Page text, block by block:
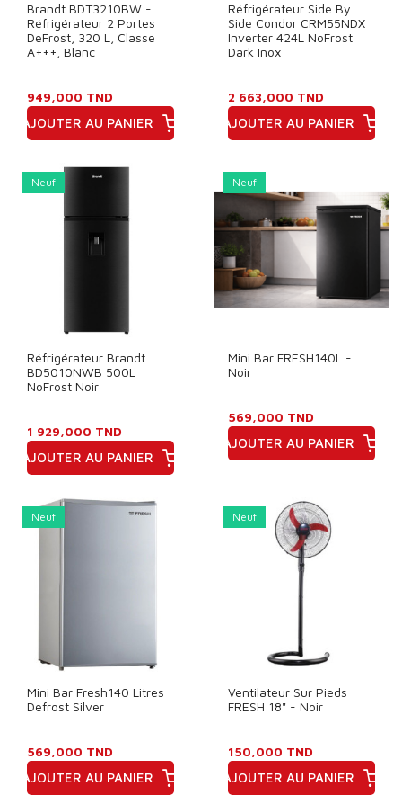
Brandt BDT3210BW -
Réfrigérateur 2 Portes
DeFrost, 320 L, Classe
A+++, Blanc
949,000 TND
AJOUTER AU PANIER
Réfrigérateur Side By
Side Condor CRM55NDX
Inverter 424L NoFrost
Dark Inox
2 663,000 TND
AJOUTER AU PANIER
Neuf
Réfrigérateur Brandt
BD5010NWB 500L
NoFrost Noir
1 929,000 TND
AJOUTER AU PANIER
Neuf
Mini Bar FRESH140L -
Noir
569,000 TND
AJOUTER AU PANIER
Neuf
Mini Bar Fresh140 Litres
Defrost Silver
569,000 TND
AJOUTER AU PANIER
Neuf
Ventilateur Sur Pieds
FRESH 18" - Noir
150,000 TND
AJOUTER AU PANIER